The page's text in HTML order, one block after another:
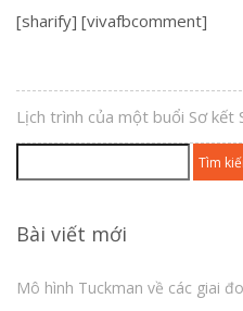
[sharify] [vivafbcomment]
Lịch trình của một buổi Sơ kết
kiếm
Bài viết mới
Mô hình Tuckman về các giai